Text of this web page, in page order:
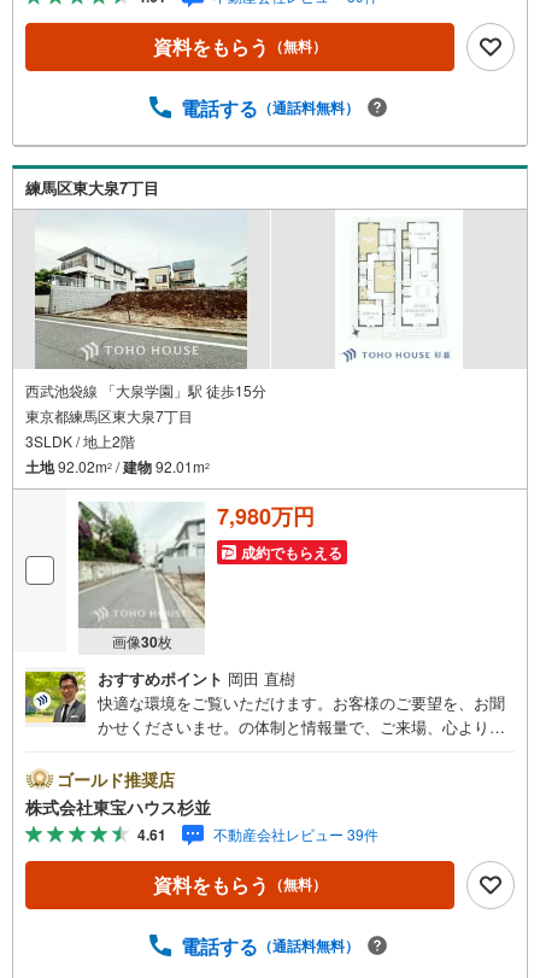
CG加工ホームステイジングサービス。・ 購入者様へ、税
理士による確定申告の無料セミナーをご招待いたします。
◆ご予約に際して◆日時のご希望をお伝えください。（も
（居住中物件）の手配が必要な場合がございますのでご容
案内が可能となりますのでお手数ですがご一報ください。
◆物件のご案内は◆弊社へのご来社、お客様宅へのお迎
え・最寄駅での待ち合わせ、物件周辺のコンビニ等でお待
ち合わせなど、ご希望をお伝えください。ご希望条件をお
伝え頂けましたら、ご見学希望物件以外の資料も用意して
参ります。もちろん他の物件も併せてご案内させていただ
きます。
資料をもらう （無料）
電話する （通話料無料）
練馬区東大泉7丁目
西武池袋線 「大泉学園」駅 徒歩15分
東京都練馬区東大泉7丁目
3SLDK / 地上2階
土地92.02m2 /建物92.01m2
画像30枚
7,980万円
成約でもらえる
おすすめポイント 岡田 直樹
快適な環境をご覧いただけます。お客様のご要望を、お聞
かせくださいませ。の体制と情報量で、ご来場、心よりお
「未来カレンダー」のご提案。・ 未来に起こるであろうご
自宅リフォームをオンライン上でご提案「ミラカレクラ
ブ」。・ 不動産売却時、ご自宅を綺麗にかつ瀟洒にさせる
CG加工ホームステイジングサービス。・ 購入者様へ、税
理士による確定申告の無料セミナーをご招待いたします。
◆ご予約に際して◆日時のご希望をお伝えください。（も
（居住中物件）の手配が必要な場合がございますのでご容
ゴールド推奨店
株式会社東宝ハウス杉並
4.61 不動産会社レビュー 39件
資料をもらう （無料）
電話する （通話料無料）